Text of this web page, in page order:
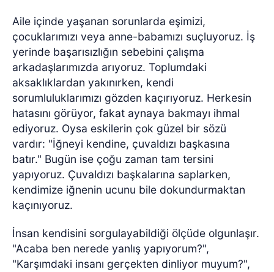
Aile içinde yaşanan sorunlarda eşimizi,
çocuklarımızı veya anne-babamızı suçluyoruz. İş
yerinde başarısızlığın sebebini çalışma
arkadaşlarımızda arıyoruz. Toplumdaki
aksaklıklardan yakınırken, kendi
sorumluluklarımızı gözden kaçırıyoruz. Herkesin
hatasını görüyor, fakat aynaya bakmayı ihmal
ediyoruz. Oysa eskilerin çok güzel bir sözü
vardır: "İğneyi kendine, çuvaldızı başkasına
batır." Bugün ise çoğu zaman tam tersini
yapıyoruz. Çuvaldızı başkalarına saplarken,
kendimize iğnenin ucunu bile dokundurmaktan
kaçınıyoruz.
İnsan kendisini sorgulayabildiği ölçüde olgunlaşır.
"Acaba ben nerede yanlış yapıyorum?",
"Karşımdaki insanı gerçekten dinliyor muyum?",